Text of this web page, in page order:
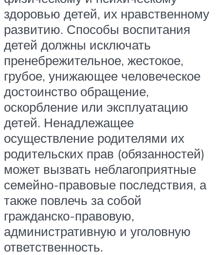
здоровью детей, их нравственному
развитию. Способы воспитания
детей должны исключать
пренебрежительное, жестокое,
грубое, унижающее человеческое
достоинство обращение,
оскорбление или эксплуатацию
детей. Ненадлежащее
осуществление родителями их
родительских прав (обязанностей)
может вызвать неблагоприятные
семейно-правовые последствия, а
также повлечь за собой
гражданско-правовую,
административную и уголовную
ответственность.